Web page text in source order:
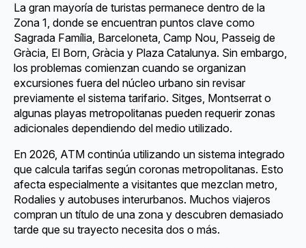
La gran mayoría de turistas permanece dentro de la
Zona 1, donde se encuentran puntos clave como
Sagrada Família, Barceloneta, Camp Nou, Passeig de
Gràcia, El Born, Gràcia y Plaza Catalunya. Sin embargo,
los problemas comienzan cuando se organizan
excursiones fuera del núcleo urbano sin revisar
previamente el sistema tarifario. Sitges, Montserrat o
algunas playas metropolitanas pueden requerir zonas
adicionales dependiendo del medio utilizado.
En 2026, ATM continúa utilizando un sistema integrado
que calcula tarifas según coronas metropolitanas. Esto
afecta especialmente a visitantes que mezclan metro,
Rodalies y autobuses interurbanos. Muchos viajeros
compran un título de una zona y descubren demasiado
tarde que su trayecto necesita dos o más.